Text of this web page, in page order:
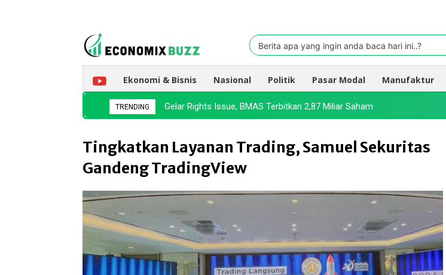
Pasaroleh TradingView
Berita apa yang ingin anda baca hari ini..?
Ekonomi & Bisnis Nasional Politik Pasar Modal Manufaktur
TRENDING Gelar Rights Issue, BMAS Terbitkan 2,87 Miliar Saham
Tingkatkan Layanan Trading, Samuel Sekuritas
Gandeng TradingView